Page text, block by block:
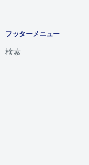
フッターメニュー
検索